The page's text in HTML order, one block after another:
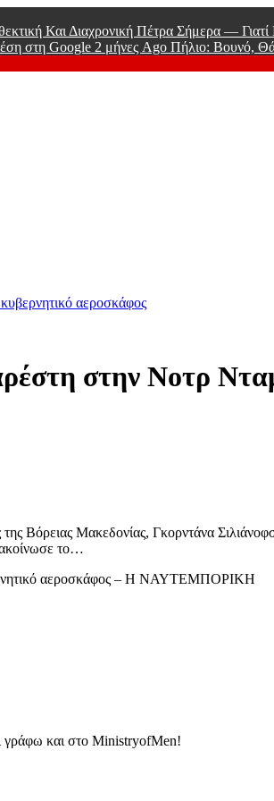
Και Διαχρονική Πέτρα Σήμερα —
στη Google 2 μήνες Ago Πήλιο: Βουνό,
αεροσκάφος
στην Νοτρ
Βόρειας Μακεδονίας, Γκορντάνα
το…
αεροσκάφος – Η ΝΑΥΤΕΜΠΟΡΙΚΗ
γράφω και στο MinistryofMen!